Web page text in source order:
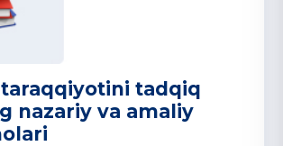
tadqiq
nazariy va amaliy